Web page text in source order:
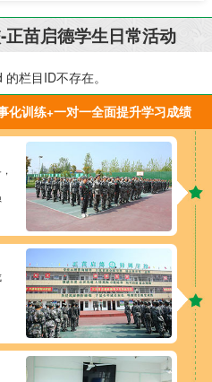
苗启德学生日常活动
栏目ID不存在。
化训练+一对一全面提升学习成绩